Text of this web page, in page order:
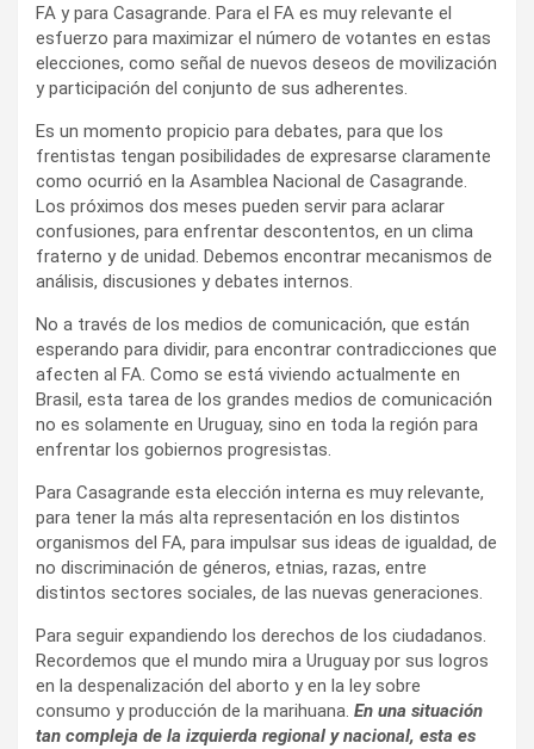
FA y para Casagrande. Para el FA es muy relevante el
esfuerzo para maximizar el número de votantes en estas
elecciones, como señal de nuevos deseos de movilización
y participación del conjunto de sus adherentes.
Es un momento propicio para debates, para que los
frentistas tengan posibilidades de expresarse claramente
como ocurrió en la Asamblea Nacional de Casagrande.
Los próximos dos meses pueden servir para aclarar
confusiones, para enfrentar descontentos, en un clima
fraterno y de unidad. Debemos encontrar mecanismos de
análisis, discusiones y debates internos.
No a través de los medios de comunicación, que están
esperando para dividir, para encontrar contradicciones que
afecten al FA. Como se está viviendo actualmente en
Brasil, esta tarea de los grandes medios de comunicación
no es solamente en Uruguay, sino en toda la región para
enfrentar los gobiernos progresistas.
Para Casagrande esta elección interna es muy relevante,
para tener la más alta representación en los distintos
organismos del FA, para impulsar sus ideas de igualdad, de
no discriminación de géneros, etnias, razas, entre
distintos sectores sociales, de las nuevas generaciones.
Para seguir expandiendo los derechos de los ciudadanos.
Recordemos que el mundo mira a Uruguay por sus logros
en la despenalización del aborto y en la ley sobre
consumo y producción de la marihuana. En una situación
tan compleja de la izquierda regional y nacional, esta es